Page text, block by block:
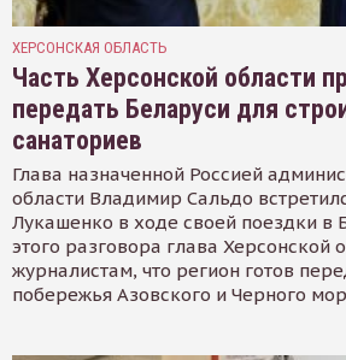
ХЕРСОНСКАЯ ОБЛАСТЬ
Часть Херсонской области
передать Беларуси для
санаториев
Глава назначенной Россией
области Владимир Сальдо
Лукашенко в ходе своей поездки в
этого разговора глава Херсонской
журналистам, что регион готов
побережья Азовского и Черного